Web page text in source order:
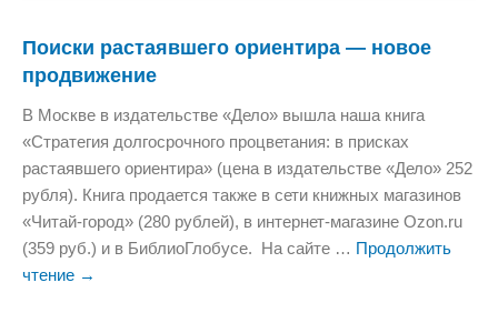
Поиски растаявшего ориентира — новое
продвижение
В Москве в издательстве «Дело» вышла наша книга
«Стратегия долгосрочного процветания: в присках
растаявшего ориентира» (цена в издательстве «Дело» 252
рубля). Книга продается также в сети книжных магазинов
«Читай-город» (280 рублей), в интернет-магазине Ozon.ru
(359 руб.) и в БиблиоГлобусе. На сайте … Продолжить
чтение →